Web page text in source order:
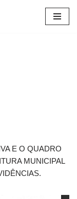
E O QUADRO
MUNICIPAL